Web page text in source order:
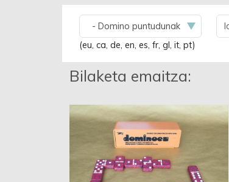
(eu, ca, de, en, es, fr, gl, it, pt)
Bilaketa emaitza: